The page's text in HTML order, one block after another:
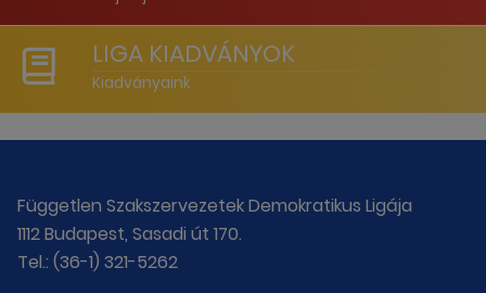
LIGA KIADVÁNYOK
Kiadványaink
Független Szakszervezetek Demokratikus Ligája
1112 Budapest, Sasadi út 170.
Tel.: (36-1) 321-5262